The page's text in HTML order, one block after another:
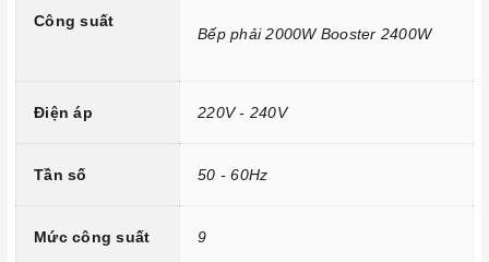
Mặt kính Platinum Ceramic chịu lực, chịu nhiệt
Công nghệ hiện đại
Bộ bảng mạch và mâm từ theo tiêu chuẩn chất lượng Châu
Âu
Ứng dụng công nghệ INVERTER tiết kiệm 30% thông minh
Công suất
Bếp phải 2000W Booster 2400W
Điện áp 220V - 240V
Tần số 50 - 60Hz
Mức công suất 9